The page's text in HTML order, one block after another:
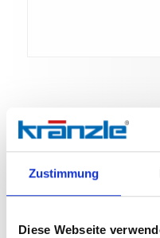
Zustimmung
Diese Webseite
Lanze für
Art. Nr. 132061
Stecksystem D12, Lanze